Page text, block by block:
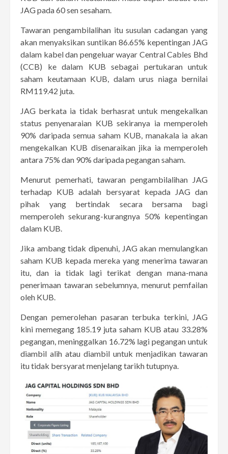
JAG pada 60 sen sesaham.
Tawaran pengambilalihan itu susulan cadangan yang
akan menyaksikan suntikan 86.65% kepentingan JAG
dalam kabel dan pengeluar wayar Central Cables Bhd
(CCB) ke dalam KUB sebagai pertukaran untuk
saham keutamaan KUB, dalam urus niaga bernilai
RM119.42 juta.
JAG berkata ia tidak berhasrat untuk mengekalkan
status penyenaraian KUB sekiranya ia memperoleh
90% daripada semua saham KUB, manakala ia akan
mengekalkan KUB disenaraikan jika ia memperoleh
antara 75% dan 90% daripada pegangan saham.
Menurut pemerhati, tawaran pengambilalihan JAG
terhadap KUB adalah bersyarat kepada JAG dan
pihak yang bertindak secara bersama bagi
memperoleh sekurang-kurangnya 50% kepentingan
dalam KUB.
Jika ambang tidak dipenuhi, JAG akan memulangkan
saham KUB kepada mereka yang menerima tawaran
itu, dan ia tidak lagi terikat dengan mana-mana
penerimaan tawaran sebelumnya, menurut pemfailan
oleh KUB.
Dengan pemerolehan pasaran terbuka terkini, JAG
kini memegang 185.19 juta saham KUB atau 33.28%
pegangan, meninggalkan 16.72% lagi pegangan untuk
diambil alih atau diambil untuk menjadikan tawaran
itu tidak bersyarat menjelang tarikh tutupnya.